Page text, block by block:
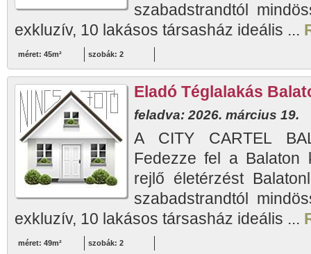
szabadstrandtól
exkluzív, 10 lakásos társasház ideális ...
méret: 45m² szobák: 2
Eladó Téglalakás
feladva: 2026. március 19.
A CITY CARTEL
Fedezze fel a Balaton
rejlő életérzést
szabadstrandtól
exkluzív, 10 lakásos társasház ideális ...
méret: 49m² szobák: 2